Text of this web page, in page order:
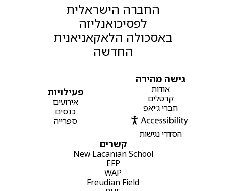
החברה הישראלית
לפסיכואנליזה
באסכולה הלאקאניאנית
החדשה
גישה מהירה
אודות
קרטלים
חברי ג׳יאפ
הסדרי נגישות
פעילויות
אירועים
כנסים
ספרייה
קשרים
New Lacanian School
EFP
WAP
Freudian Field